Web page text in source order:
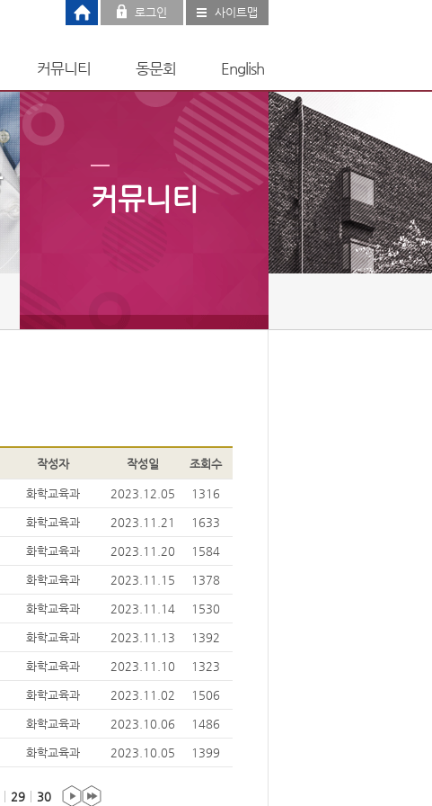
로그인 사이트맵
커뮤니티 동문회 English
커뮤니티
작성자 작성일 조회수
화학교육과 2023.12.05 1316
화학교육과 2023.11.21 1633
화학교육과 2023.11.20 1584
화학교육과 2023.11.15 1378
화학교육과 2023.11.14 1530
화학교육과 2023.11.13 1392
화학교육과 2023.11.10 1323
화학교육과 2023.11.02 1506
화학교육과 2023.10.06 1486
화학교육과 2023.10.05 1399
29 30